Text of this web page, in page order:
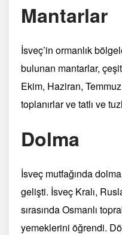
Mantarlar
İsveç’in ormanlık
bulunan mantarlar,
Ekim, Haziran,
toplanırlar ve tatlı ve
Dolma
İsveç mutfağında
gelişti. İsveç Kralı,
sırasında Osmanlı
yemeklerini öğrendi.